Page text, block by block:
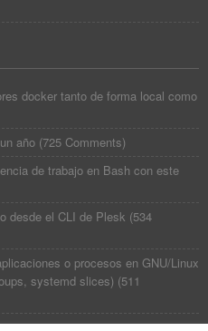
docker tanto de forma local como
año (725 Comments)
de trabajo en Bash con este
desde el CLI de Plesk (534
o procesos en GNU/Linux
systemd slices) (511